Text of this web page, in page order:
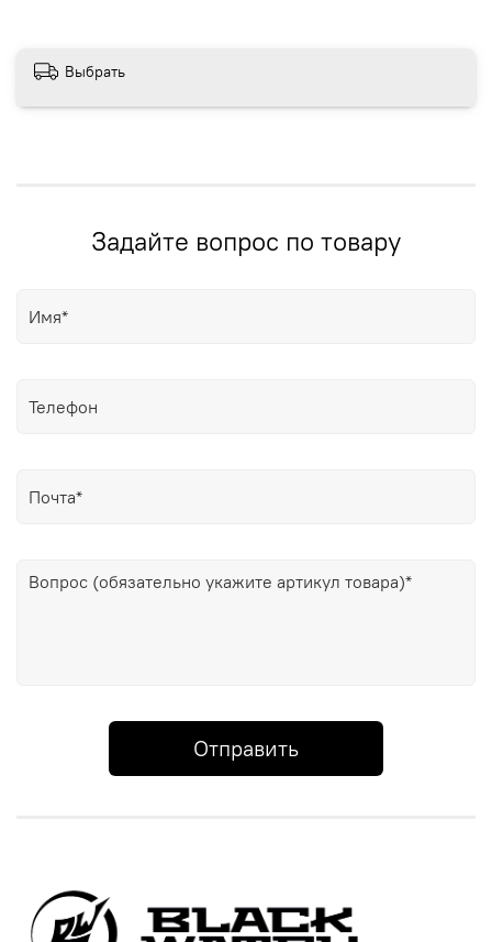
Выбрать
Задайте вопрос по товару
Отправить